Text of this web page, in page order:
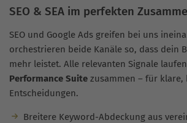
SEO & SEA im perfekten
SEO und Google Ads greifen bei uns
orchestrieren beide Kanäle so, dass dein
mehr leistet. Alle relevanten Signale
Performance Suite zusammen – für klare,
Entscheidungen.
Breitere Keyword-Abdeckung aus